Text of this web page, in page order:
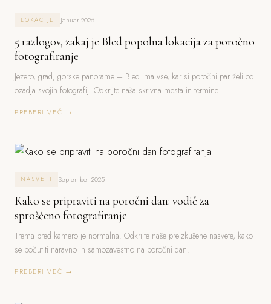
LOKACIJE Januar 2026
5 razlogov, zakaj je Bled popolna lokacija za poročno
fotografiranje
Jezero, grad, gorske panorame – Bled ima vse, kar si poročni par želi od
ozadja svojih fotografij. Odkrijte naša skrivna mesta in termine.
PREBERI VEČ →
NASVETI September 2025
Kako se pripraviti na poročni dan: vodič za
sproščeno fotografiranje
Trema pred kamero je normalna. Odkrijte naše preizkušene nasvete, kako
se počutiti naravno in samozavestno na poročni dan.
PREBERI VEČ →